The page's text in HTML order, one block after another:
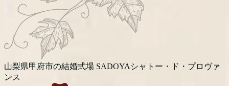
山梨県甲府市の結婚式場 SADOYAシャトー・ド・プロヴァ
ンス